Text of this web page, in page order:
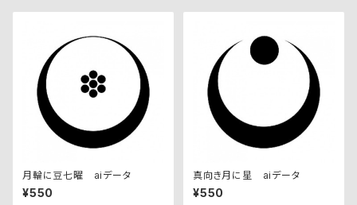
月輪に豆七曜 aiデータ
¥550
真向き月に星 aiデータ
¥550